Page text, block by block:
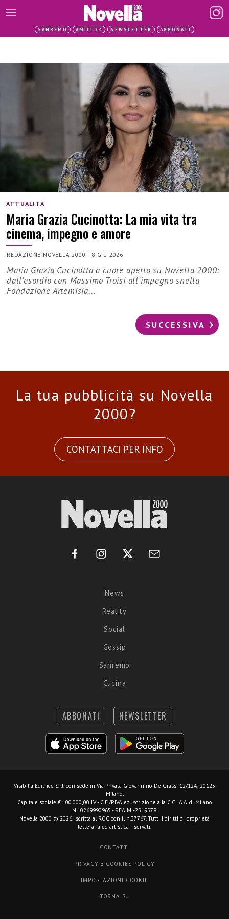
SANREMO AMICI 24 NEWSLETTER ABBONATI
ATTUALITÀ
Maria Grazia Cucinotta: La mia vita tra
cinema, impegno e amore
REDAZIONE NOVELLA 2000 | 8 GIU 2026
Maria Grazia Cucinotta a cuore aperto su Novella 2000:
dall'esordio con Massimo Troisi all'impegno snella
Fondazione Artemisia...
SUCCESSIVA
La tua pubblicità su Novella
2000?
CONTATTACI PER INFO
News
Reality
Social
Gossip
Sanremo
Cucina
ABBONATI NEWSLETTER
Visibilia Editrice S.r.l. con sede in Via Privata Giovannino De Grassi 12/12A, 20123
Milano.
Capitale sociale € 100.000,00 I.V. - C.F./P.IVA ed iscrizione alla C.C.I.A.A. di Milano
N.10269990965 - REA MI-2519578.
Novella 2000 © 2026. Iscritta al ROC con il n.37767. Tutti i diritti di proprietà
letteraria ed artistica riservati.
CONTATTI
PRIVACY E COOKIES POLICY
IMPOSTAZIONI COOKIE
TORNA SU